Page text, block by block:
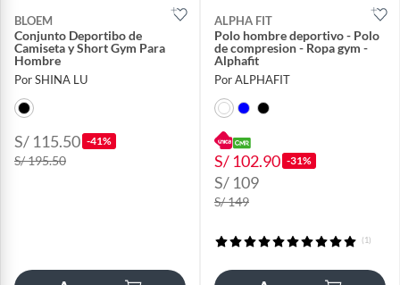
BLOEM
Conjunto Deportibo de
Camiseta y Short Gym Para
Hombre
Por SHINA LU
S/ 115.50 -41%
S/ 195.50
ALPHA FIT
Polo hombre deportivo - Polo
de compresion - Ropa gym -
Alphafit
Por ALPHAFIT
S/ 102.90 -31%
S/ 109
S/ 149
(1)